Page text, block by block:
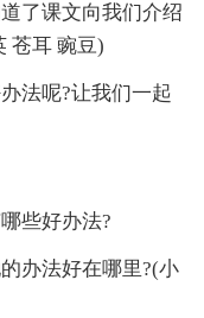
了课文向我们介绍
苍耳 豌豆)
法呢?让我们一起
些好办法?
办法好在哪里?(小